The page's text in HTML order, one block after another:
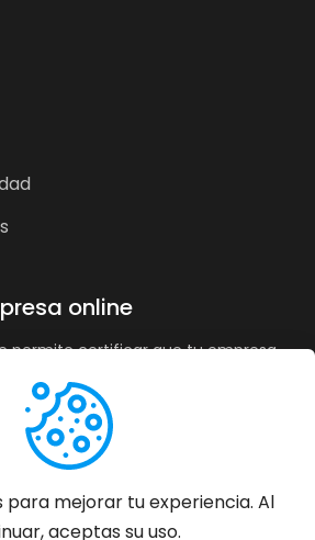
online
permite certificar que tu empresa
online puede recoger la opinión
imparcial y acreditar su buen
de forma automática incrementando
para mejorar tu experiencia. Al
aceptas su uso.